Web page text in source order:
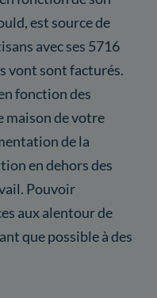
est source de
avec ses 5716
vont sont facturés.
fonction des
maison de votre
de la
en dehors des
Pouvoir
aux alentour de
que possible à des